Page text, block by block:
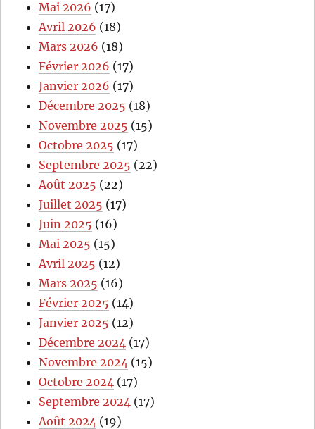
Mai 2026 (17)
Avril 2026 (18)
Mars 2026 (18)
Février 2026 (17)
Janvier 2026 (17)
Décembre 2025 (18)
Novembre 2025 (15)
Octobre 2025 (17)
Septembre 2025 (22)
Août 2025 (22)
Juillet 2025 (17)
Juin 2025 (16)
Mai 2025 (15)
Avril 2025 (12)
Mars 2025 (16)
Février 2025 (14)
Janvier 2025 (12)
Décembre 2024 (17)
Novembre 2024 (15)
Octobre 2024 (17)
Septembre 2024 (17)
Août 2024 (19)